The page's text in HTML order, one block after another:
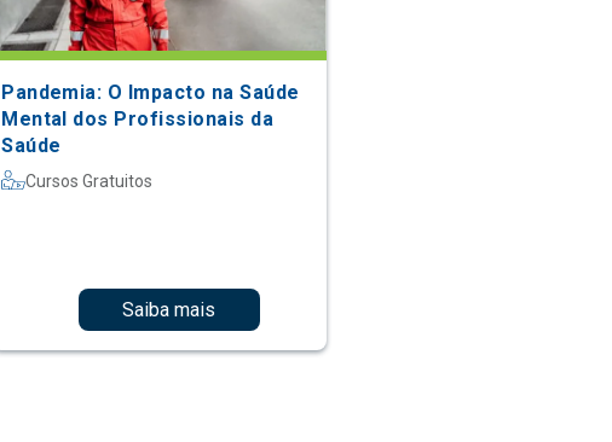
Pandemia: O Impacto na Saúde
Mental dos Profissionais da
Saúde
Cursos Gratuitos
Saiba mais